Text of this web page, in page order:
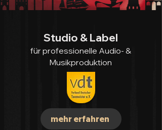
Studio & Label
für professionelle Audio- &
Musikproduktion
mehr erfahren